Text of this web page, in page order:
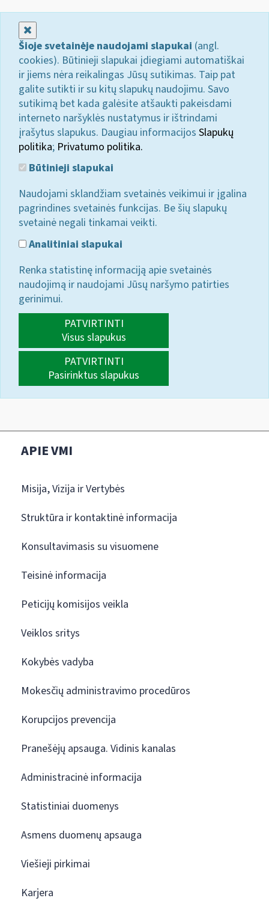
Šioje svetainėje naudojami slapukai (angl.
cookies). Būtinieji slapukai įdiegiami automatiškai
ir jiems nėra reikalingas Jūsų sutikimas. Taip pat
galite sutikti ir su kitų slapukų naudojimu. Savo
sutikimą bet kada galėsite atšaukti pakeisdami
interneto naršyklės nustatymus ir ištrindami
įrašytus slapukus. Daugiau informacijos Slapukų
politika; Privatumo politika.
Būtinieji slapukai
Naudojami sklandžiam svetainės veikimui ir įgalina
pagrindines svetainės funkcijas. Be šių slapukų
svetainė negali tinkamai veikti.
Analitiniai slapukai
Renka statistinę informaciją apie svetainės
naudojimą ir naudojami Jūsų naršymo patirties
gerinimui.
PATVIRTINTI
Visus slapukus
PATVIRTINTI
Pasirinktus slapukus
APIE VMI
Misija, Vizija ir Vertybės
Struktūra ir kontaktinė informacija
Konsultavimasis su visuomene
Teisinė informacija
Peticijų komisijos veikla
Veiklos sritys
Kokybės vadyba
Mokesčių administravimo procedūros
Korupcijos prevencija
Pranešėjų apsauga. Vidinis kanalas
Administracinė informacija
Statistiniai duomenys
Asmens duomenų apsauga
Viešieji pirkimai
Karjera